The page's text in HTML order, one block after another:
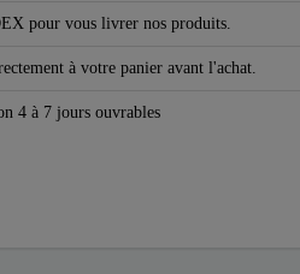
pour vous livrer nos produits.
à votre panier avant l'achat.
4 à 7 jours ouvrables